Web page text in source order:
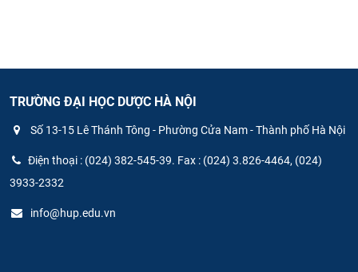
TRƯỜNG ĐẠI HỌC DƯỢC HÀ NỘI
Số 13-15 Lê Thánh Tông - Phường Cửa Nam - Thành phố Hà Nội
Điện thoại : (024) 382-545-39. Fax : (024) 3.826-4464, (024)
3933-2332
info@hup.edu.vn